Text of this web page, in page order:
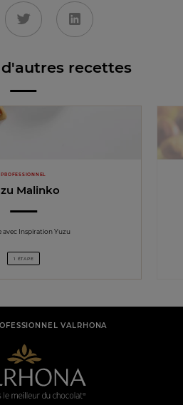
recettes
PROFESSIONNEL
Malinko
avec Inspiration Yuzu
1 ÉTAPE
VALRHONA